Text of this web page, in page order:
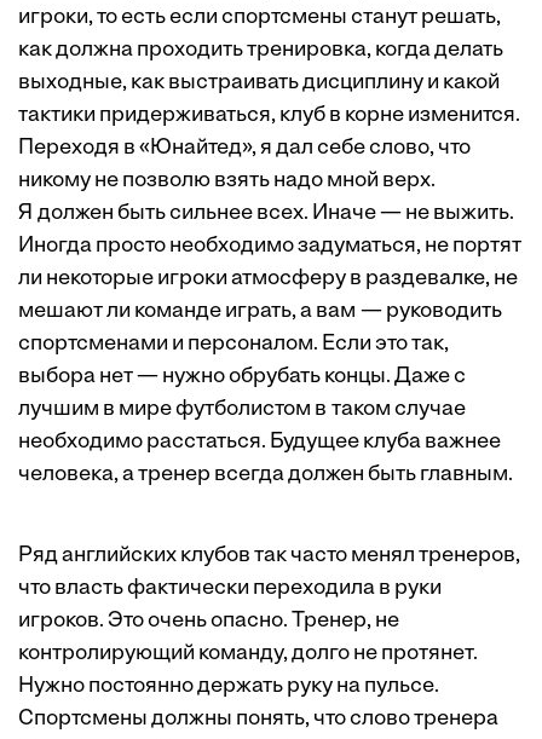
игроки, то есть если спортсмены станут решать,
как должна проходить тренировка, когда делать
выходные, как выстраивать дисциплину и какой
тактики придерживаться, клуб в корне изменится.
Переходя в «Юнайтед», я дал себе слово, что
никому не позволю взять надо мной верх.
Я должен быть сильнее всех. Иначе — не выжить.
Иногда просто необходимо задуматься, не портят
ли некоторые игроки атмосферу в раздевалке, не
мешают ли команде играть, а вам — руководить
спортсменами и персоналом. Если это так,
выбора нет — нужно обрубать концы. Даже с
лучшим в мире футболистом в таком случае
необходимо расстаться. Будущее клуба важнее
человека, а тренер всегда должен быть главным.
Ряд английских клубов так часто менял тренеров,
что власть фактически переходила в руки
игроков. Это очень опасно. Тренер, не
контролирующий команду, долго не протянет.
Нужно постоянно держать руку на пульсе.
Спортсмены должны понять, что слово тренера